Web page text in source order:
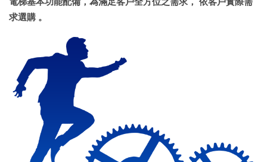
電梯基本功能配備，為滿足客戶全方位之需求， 依客戶實際需
求選購 。